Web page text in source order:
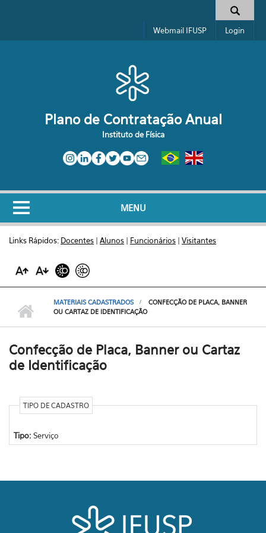
Formulário de busca
Webmail IFUSP Login
Plano de Contratação Anual
Instituto de Física
MENU
Links Rápidos: Docentes | Alunos | Funcionários | Visitantes
MATERIAIS CADASTRADOS
CONFECÇÃO DE PLACA, BANNER
OU CARTAZ DE IDENTIFICAÇÃO
Confecção de Placa, Banner ou Cartaz
de Identificação
TIPO DE CADASTRO
Tipo: Serviço